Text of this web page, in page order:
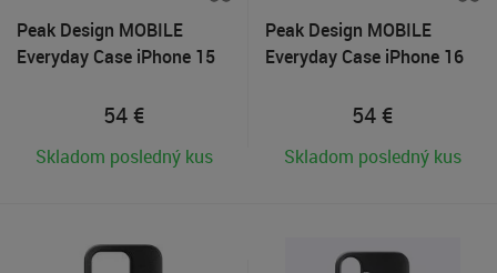
Peak Design MOBILE
Everyday Case iPhone 15
54€
Skladom posledný kus
Peak Design MOBILE
Everyday Case iPhone 16
54€
Skladom posledný kus